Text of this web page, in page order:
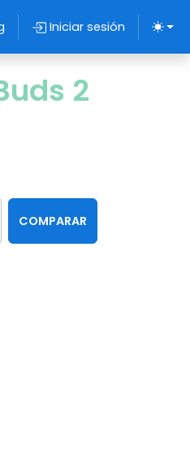
Iniciar sesión
2
COMPARAR